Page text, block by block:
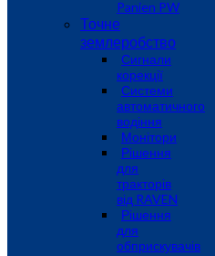
Panien PW
Точне
землеробство
Сигнали
корекції
Системи
автоматичного
водіння
Монітори
Рішення
для
тракторів
від RAVEN
Рішення
для
обприскувачів